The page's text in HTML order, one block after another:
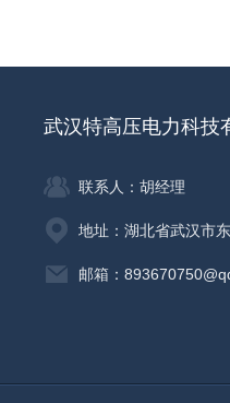
武汉特高压电力科技
联系人：胡经理
地址：湖北省武汉市
邮箱：